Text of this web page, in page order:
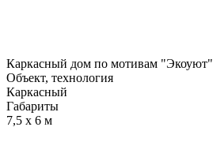
Каркасный дом по мотивам "Экоуют"
Объект, технология
Каркасный
Габариты
7,5 х 6 м